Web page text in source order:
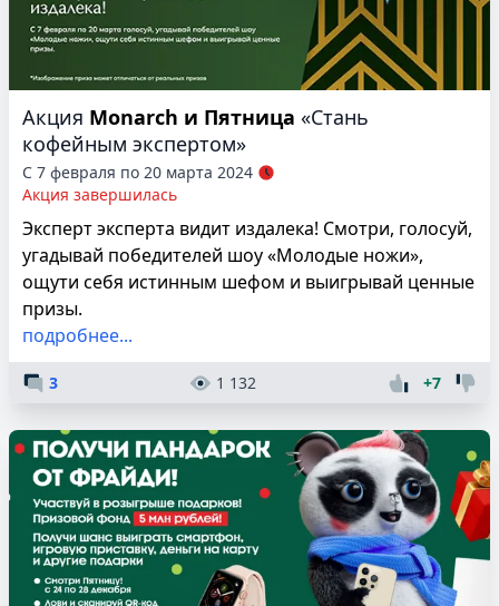
Акция Monarch и Пятница «Стань
кофейным экспертом»
С 7 февраля по 20 марта 2024
Акция завершилась
Эксперт эксперта видит издалека! Смотри, голосуй,
угадывай победителей шоу «Молодые ножи»,
ощути себя истинным шефом и выигрывай ценные
призы.
подробнее...
3 1 132 +7